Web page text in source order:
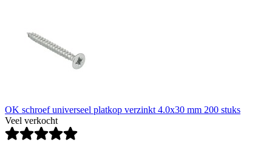
OK schroef universeel platkop verzinkt 4.0x30 mm 200 stuks
Veel verkocht